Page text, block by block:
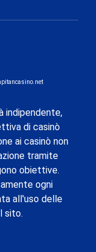
indipendente,
di casinò
ai casinò non
tramite
obiettive.
ogni
all'uso delle
sito.